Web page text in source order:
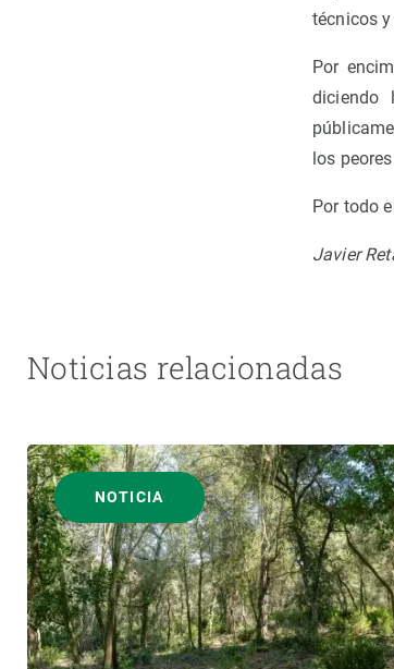
técnicos
Por
diciendo
los
Por todo
Javier
Noticias relacionadas
NOTICIA